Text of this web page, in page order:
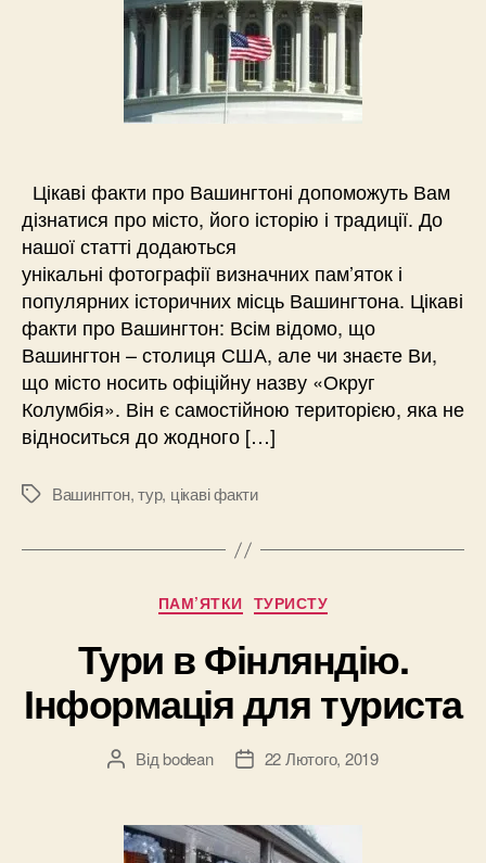
Цікаві факти про Вашингтоні допоможуть Вам
дізнатися про місто, його історію і традиції. До
нашої статті додаються
унікальні фотографії визначних пам’яток і
популярних історичних місць Вашингтона. Цікаві
факти про Вашингтон: Всім відомо, що
Вашингтон – столиця США, але чи знаєте Ви,
що місто носить офіційну назву «Округ
Колумбія». Він є самостійною територією, яка не
відноситься до жодного […]
ПозначкиВашингтон,тур, цікаві факти
Категорії
ПАМ’ЯТКИ ТУРИСТУ
Тури в Фінляндію.
Інформація для туриста
Автор
Відbodean
Дата22 Лютого, 2019